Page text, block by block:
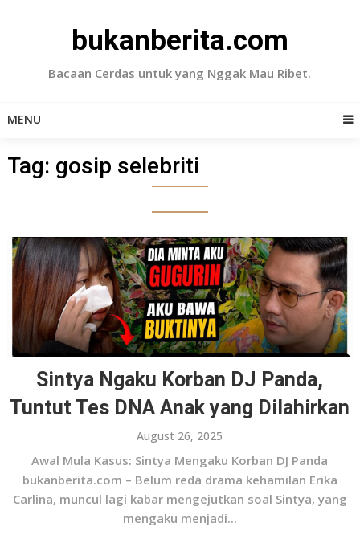
bukanberita.com
Bacaan Cerdas untuk yang Nggak Mau Ribet.
MENU
Tag: gosip selebriti
Sintya Ngaku Korban DJ Panda,
Tuntut Tes DNA Anak yang Dilahirkan
August 26, 2025
Awal Mula Kasus: Sintya Mengaku Korban DJ Panda
bukanberita.com – Belum reda drama kehamilan Erika
Carlina, muncul lagi kabar mengejutkan soal Sintya, yang
mengaku menjadi...